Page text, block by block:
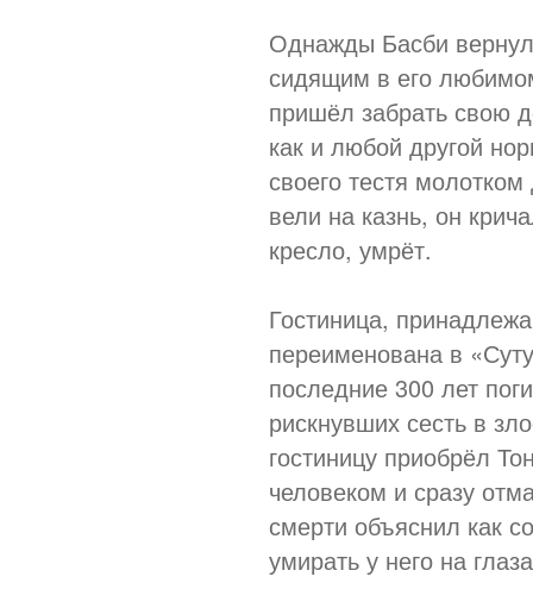
Однажды Басби
сидящим в его
пришёл забрать свою
как и любой другой
своего тестя
вели на казнь, он
кресло, умрёт.
Гостиница,
переименована в
последние 300 лет
рискнувших сесть в
гостиницу приобрёл
человеком и сразу
смерти объяснил как
умирать у него на